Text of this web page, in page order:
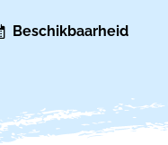
Beschikbaarheid